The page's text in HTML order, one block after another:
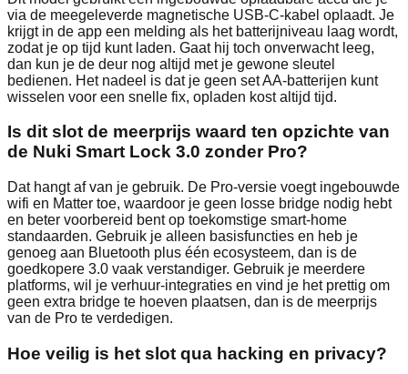
via de meegeleverde magnetische USB‑C‑kabel oplaadt. Je
krijgt in de app een melding als het batterijniveau laag wordt,
zodat je op tijd kunt laden. Gaat hij toch onverwacht leeg,
dan kun je de deur nog altijd met je gewone sleutel
bedienen. Het nadeel is dat je geen set AA‑batterijen kunt
wisselen voor een snelle fix, opladen kost altijd tijd.
Is dit slot de meerprijs waard ten opzichte van
de Nuki Smart Lock 3.0 zonder Pro?
Dat hangt af van je gebruik. De Pro‑versie voegt ingebouwde
wifi en Matter toe, waardoor je geen losse bridge nodig hebt
en beter voorbereid bent op toekomstige smart‑home
standaarden. Gebruik je alleen basisfuncties en heb je
genoeg aan Bluetooth plus één ecosysteem, dan is de
goedkopere 3.0 vaak verstandiger. Gebruik je meerdere
platforms, wil je verhuur‑integraties en vind je het prettig om
geen extra bridge te hoeven plaatsen, dan is de meerprijs
van de Pro te verdedigen.
Hoe veilig is het slot qua hacking en privacy?